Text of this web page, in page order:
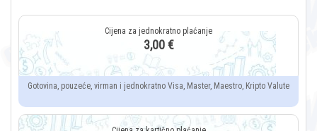
3,00 €
Gotovina, pouzeće, virman i jednokratno Visa, Master, Maestro, Kripto Valute